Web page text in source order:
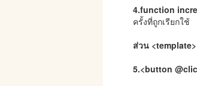
4.function
ครั้งที่ถูกเรียกใช้
ส่วน <template>
5.<button